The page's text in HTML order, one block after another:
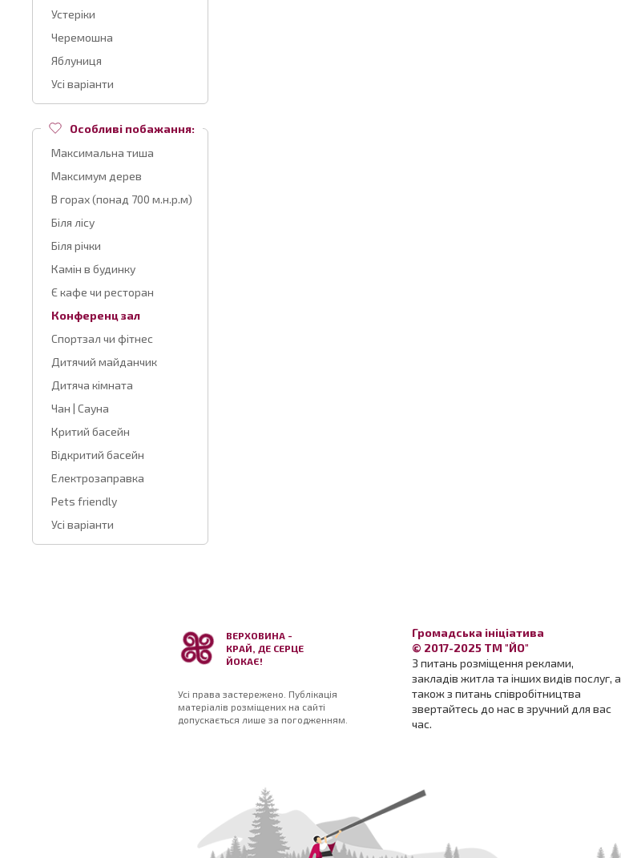
Устеріки
Черемошна
Яблуниця
Усі варіанти
Особливі побажання:
Максимальна тиша
Максимум дерев
В горах (понад 700 м.н.р.м)
Біля лісу
Біля річки
Камін в будинку
Є кафе чи ресторан
Конференц зал
Спортзал чи фітнес
Дитячий майданчик
Дитяча кімната
Чан | Сауна
Критий басейн
Відкритий басейн
Електрозаправка
Pets friendly
Усі варіанти
ВЕРХОВИНА -
КРАЙ, ДЕ СЕРЦЕ
ЙОКАЄ!
Усі права застережено. Публікація
матеріалів розміщених на сайті
допускається лише за погодженням.
Громадська ініціатива
© 2017-2025 ТМ "ЙО"
З питань розміщення реклами,
закладів житла та інших видів послуг, а
також з питань співробітництва
звертайтесь до нас в зручний для вас
час.